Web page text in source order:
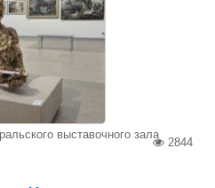
выставочного зала
2844